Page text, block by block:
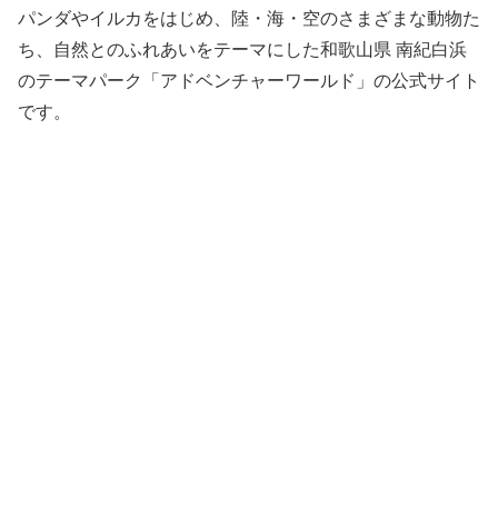
パンダやイルカをはじめ、陸・海・空のさまざまな動物た
ち、自然とのふれあいをテーマにした和歌山県 南紀白浜
のテーマパーク「アドベンチャーワールド」の公式サイト
です。